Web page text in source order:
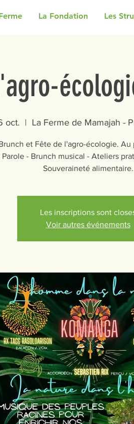
La Fondation Les
oct.
  |
La Ferme de Mamajah -
et Fête de l'agro-écologie. Au
- Brunch musical - Ateliers
Souveraineté alimentaire.
Les inscriptions sont
Voir autres événements